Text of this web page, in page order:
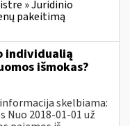
» Juridinio
pakeitimą
individualią
išmokas?
skelbiama:
2018-01-01 už